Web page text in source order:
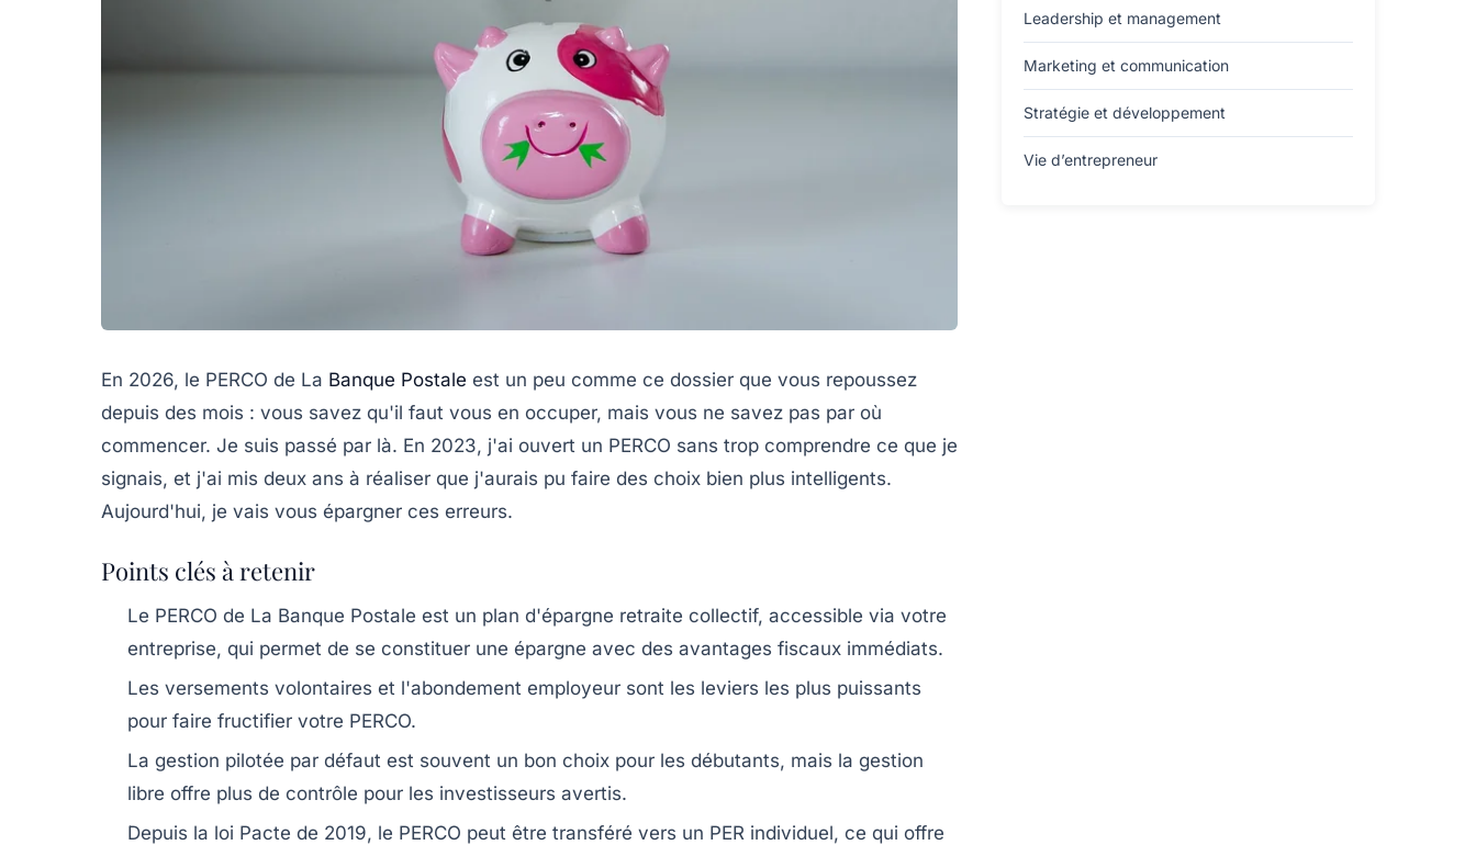
En 2026, le PERCO de La Banque Postale est un peu comme ce dossier que vous repoussez
depuis des mois : vous savez qu'il faut vous en occuper, mais vous ne savez pas par où
commencer. Je suis passé par là. En 2023, j'ai ouvert un PERCO sans trop comprendre ce que je
signais, et j'ai mis deux ans à réaliser que j'aurais pu faire des choix bien plus intelligents.
Aujourd'hui, je vais vous épargner ces erreurs.
Points clés à retenir
Le PERCO de La Banque Postale est un plan d'épargne retraite collectif, accessible via votre
entreprise, qui permet de se constituer une épargne avec des avantages fiscaux immédiats.
Les versements volontaires et l'abondement employeur sont les leviers les plus puissants
pour faire fructifier votre PERCO.
La gestion pilotée par défaut est souvent un bon choix pour les débutants, mais la gestion
libre offre plus de contrôle pour les investisseurs avertis.
Depuis la loi Pacte de 2019, le PERCO peut être transféré vers un PER individuel, ce qui offre
Leadership et management
Marketing et communication
Stratégie et développement
Vie d’entrepreneur